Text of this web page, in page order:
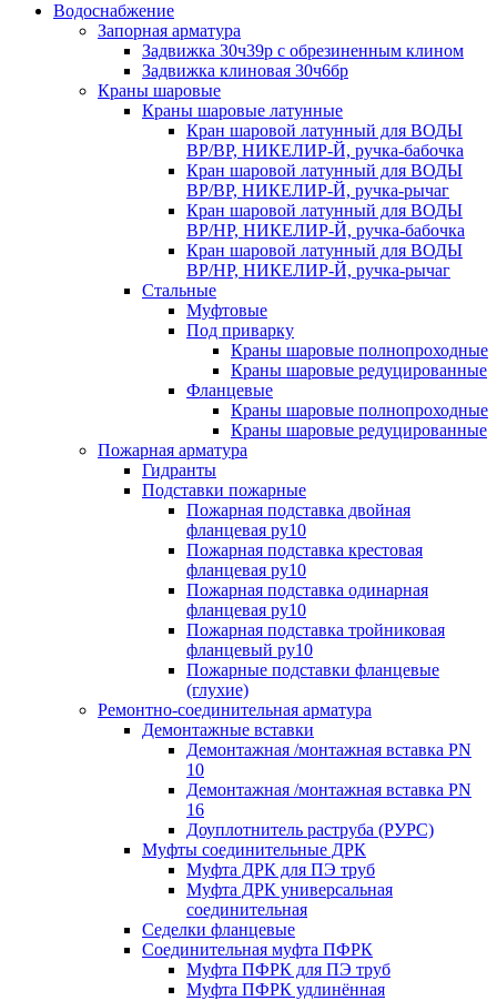
Водоснабжение
Запорная арматура
Задвижка 30ч39р с обрезиненным клином
Задвижка клиновая 30ч6бр
Краны шаровые
Краны шаровые латунные
Кран шаровой латунный для ВОДЫ
ВР/ВР, НИКЕЛИР-Й, ручка-бабочка
Кран шаровой латунный для ВОДЫ
ВР/ВР, НИКЕЛИР-Й, ручка-рычаг
Кран шаровой латунный для ВОДЫ
ВР/НР, НИКЕЛИР-Й, ручка-бабочка
Кран шаровой латунный для ВОДЫ
ВР/НР, НИКЕЛИР-Й, ручка-рычаг
Стальные
Муфтовые
Под приварку
Краны шаровые полнопроходные
Краны шаровые редуцированные
Фланцевые
Краны шаровые полнопроходные
Краны шаровые редуцированные
Пожарная арматура
Гидранты
Подставки пожарные
Пожарная подставка двойная
фланцевая ру10
Пожарная подставка крестовая
фланцевая ру10
Пожарная подставка одинарная
фланцевая ру10
Пожарная подставка тройниковая
фланцевый ру10
Пожарные подставки фланцевые
(глухие)
Ремонтно-соединительная арматура
Демонтажные вставки
Демонтажная /монтажная вставка PN
10
Демонтажная /монтажная вставка PN
16
Доуплотнитель раструба (РУРС)
Муфты соединительные ДРК
Муфта ДРК для ПЭ труб
Муфта ДРК универсальная
соединительная
Седелки фланцевые
Соединительная муфта ПФРК
Муфта ПФРК для ПЭ труб
Муфта ПФРК удлинённая